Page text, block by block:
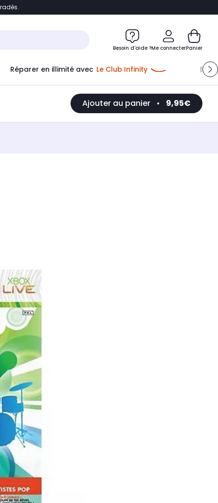
Accéder directement au chatbot
Besoin d'aide ?Me connecterPanier
Réparer en illimité avec Le Club Infinity
Ajouter au panier • 9,95€